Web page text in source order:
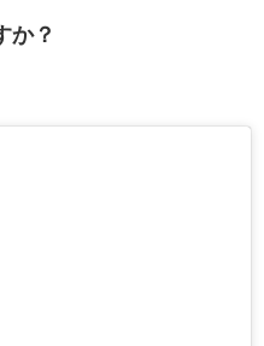
か？